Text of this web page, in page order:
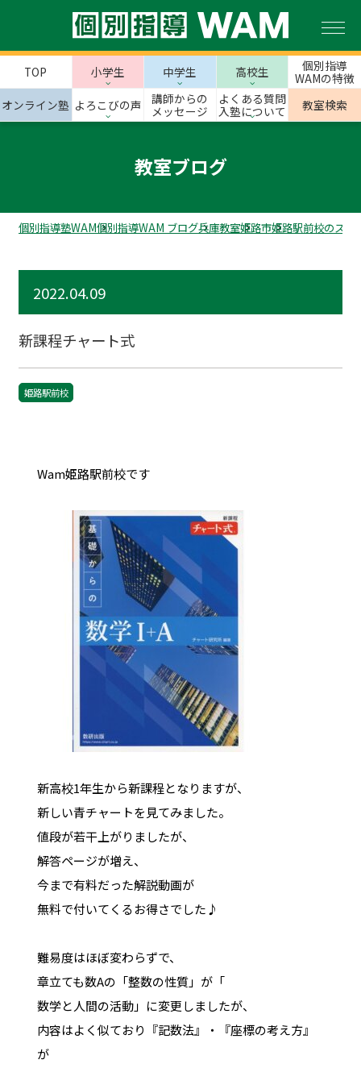
TOP 小学生 中学生 高校生
個別指導
WAMの特徴
オンライン塾 よろこびの声
講師からの
メッセージ
よくある質問
入塾について
教室検索
教室ブログ
個別指導塾WAM個別指導WAM ブログ兵庫教室姫路市姫路駅前校のスタ
2022.04.09
新課程チャート式
姫路駅前校
Wam姫路駅前校です
新高校1年生から新課程となりますが、
新しい青チャートを見てみました。
値段が若干上がりましたが、
解答ページが増え、
今まで有料だった解説動画が
無料で付いてくるお得さでした♪
難易度はほぼ変わらずで、
章立ても数Aの「整数の性質」が「
数学と人間の活動」に変更しましたが、
内容はよく似ており『記数法』・『座標の考え方』
が